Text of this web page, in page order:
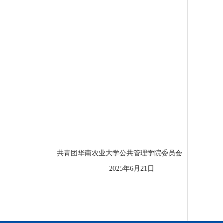
共青团华南农业大学公共管理学院委员会
2025年6月 21 日